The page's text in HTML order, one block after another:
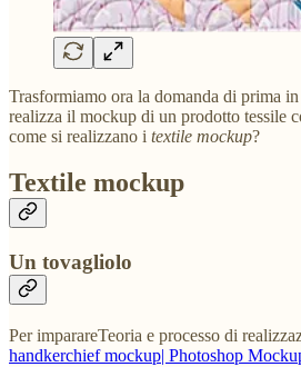
Trasformiamo ora la domanda di prima
realizza il mockup di un prodotto tessile
come si realizzano i textile mockup?
Textile mockup
Un tovagliolo
Per imparareTeoria e processo di
handkerchief mockup| Photoshop